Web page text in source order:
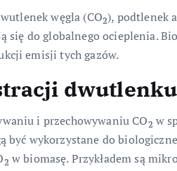
węgla (CO2), podtlenek
do globalnego ocieplenia.
emisji tych gazów.
i przechowywaniu CO2 w
wykorzystane do
2 w biomasę. Przykładem są